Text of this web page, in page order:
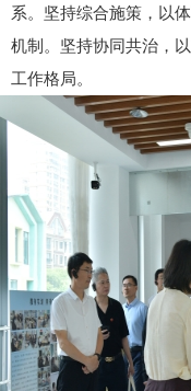
系。坚持综合施策，以
机制。坚持协同共治，
工作格局。